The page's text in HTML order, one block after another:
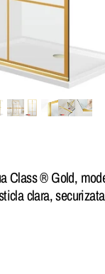
Class ® Gold,
clara,